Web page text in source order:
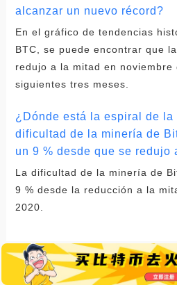
alcanzar un nuevo récord?
En el gráfico de tendencias
BTC, se puede encontrar que
redujo a la mitad en noviembre
siguientes tres meses.
¿Dónde está la espiral de la
dificultad de la minería de
un 9 % desde que se redujo
La dificultad de la minería de
9 % desde la reducción a la
2020.